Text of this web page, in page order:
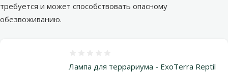
требуется и может способствовать опасному
обезвоживанию.
Лампа для террариума - ExoTerra Reptil